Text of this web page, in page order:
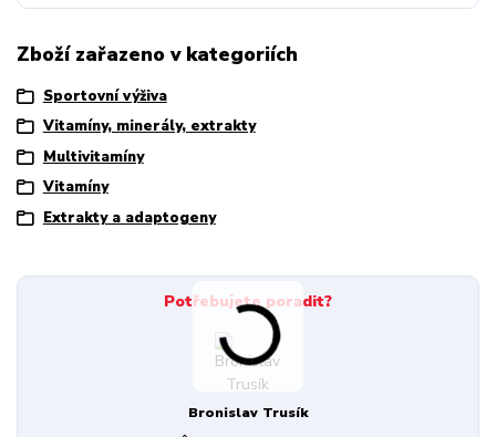
Zboží zařazeno v kategoriích
Sportovní výživa
Vitamíny, minerály, extrakty
Multivitamíny
Vitamíny
Extrakty a adaptogeny
Potřebujete poradit?
Bronislav Trusík